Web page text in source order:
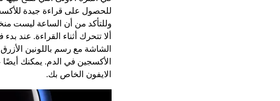
للحصول على قراءة جيدة
وللتأكد من أن الساعة ليست
الايفون الخاص بك.